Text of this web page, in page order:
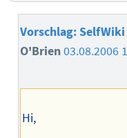
Vorschlag: SelfWiki
O'Brien03.08.2006
Hi,